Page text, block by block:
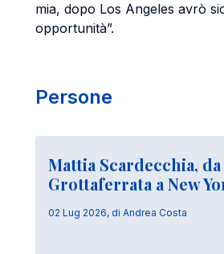
mia, dopo Los Angeles avrò
opportunità”.
Persone
Mattia Scardecchia, da
Grottaferrata a New
02 Lug 2026, di Andrea Costa